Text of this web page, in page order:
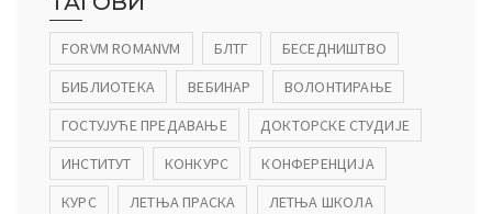
FORVM ROMANVM БЛТГ
БЕСЕДНИШТВО
БИБЛИОТЕКА
ВЕБИНАР
ВОЛОНТИРАЊЕ
ГОСТУЈУЋЕ ПРЕДАВАЊЕ
ДОКТОРСКЕ СТУДИЈЕ
ИНСТИТУТ
КОНКУРС
КОНФЕРЕНЦИЈА
КУРС
ЛЕТЊА ПРАСКА
ЛЕТЊА ШКОЛА